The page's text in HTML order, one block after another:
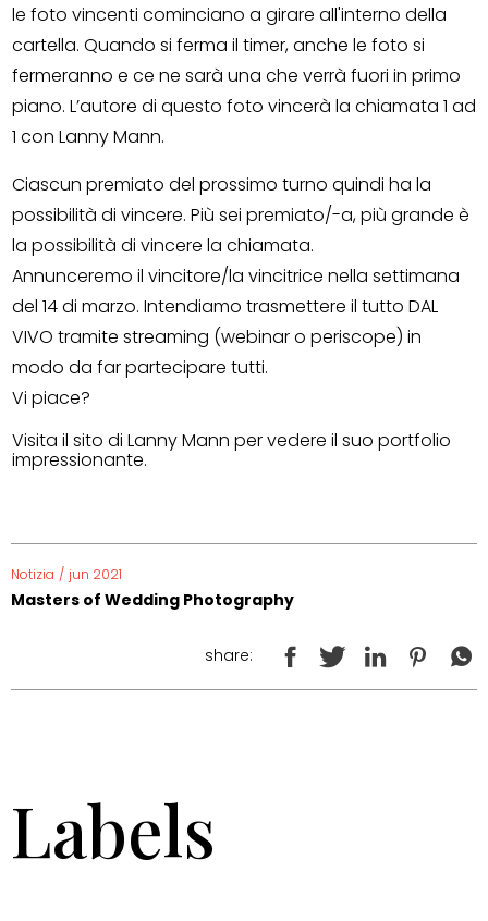
le foto vincenti cominciano a girare all'interno della
cartella. Quando si ferma il timer, anche le foto si
fermeranno e ce ne sarà una che verrà fuori in primo
piano. L’autore di questo foto vincerà la chiamata 1 ad
1 con Lanny Mann.
Ciascun premiato del prossimo turno quindi ha la
possibilità di vincere. Più sei premiato/-a, più grande è
la possibilità di vincere la chiamata.
Annunceremo il vincitore/la vincitrice nella settimana
del 14 di marzo. Intendiamo trasmettere il tutto DAL
VIVO tramite streaming (webinar o periscope) in
modo da far partecipare tutti.
Vi piace?
Visita il sito di Lanny Mann per vedere il suo portfolio
impressionante.
Notizia / jun 2021
Masters of Wedding Photography
share:
Labels